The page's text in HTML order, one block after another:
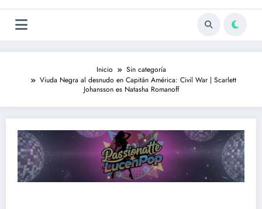
Inicio
Sin categoría
Viuda Negra al desnudo en Capitán América: Civil War | Scarlett
Johansson es Natasha Romanoff